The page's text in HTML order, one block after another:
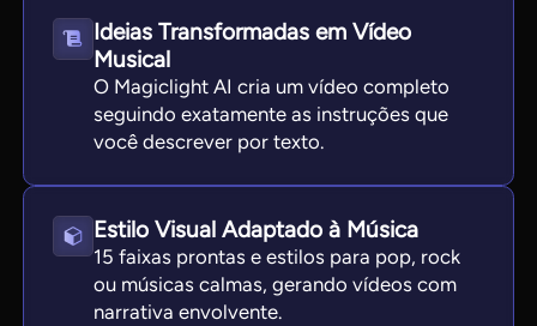
View all tools
Ideias Transformadas em Vídeo
Musical
O Magiclight AI cria um vídeo completo
seguindo exatamente as instruções que
você descrever por texto.
Estilo Visual Adaptado à Música
15 faixas prontas e estilos para pop, rock
ou músicas calmas, gerando vídeos com
narrativa envolvente.